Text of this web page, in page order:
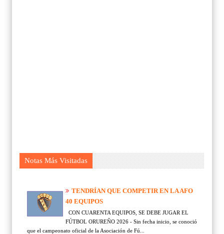
Notas Más Visitadas
TENDRÍAN QUE COMPETIR EN LA AFO
40 EQUIPOS
CON CUARENTA EQUIPOS, SE DEBE JUGAR EL
FÚTBOL ORUREÑO 2026 - Sin fecha inicio, se conoció
que el campeonato oficial de la Asociación de Fú...